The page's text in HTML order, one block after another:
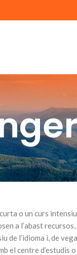
o un curs
a l’abast
de l’idioma i, de
el centre d’estudis